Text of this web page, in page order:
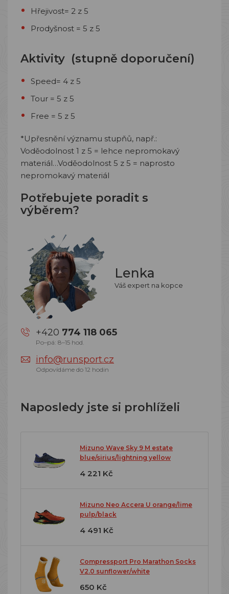
Hřejivost= 2 z 5
Prodyšnost = 5 z 5
Aktivity (stupně doporučení)
Speed= 4 z 5
Tour = 5 z 5
Free = 5 z 5
*Upřesnění významu stupňů, např.:
Voděodolnost 1 z 5 = lehce nepromokavý
materiál…Voděodolnost 5 z 5 = naprosto
nepromokavý materiál
Potřebujete poradit s
výběrem?
Lenka
Váš expert na kopce
+420 774 118 065
Po–pá: 8–15 hod.
info@runsport.cz
Odpovídáme do 12 hodin
Naposledy jste si prohlíželi
Mizuno Wave Sky 9 M estate
blue/sirius/lightning yellow
4 221 Kč
Mizuno Neo Accera U orange/lime
pulp/black
4 491 Kč
Compressport Pro Marathon Socks
V2.0 sunflower/white
650 Kč